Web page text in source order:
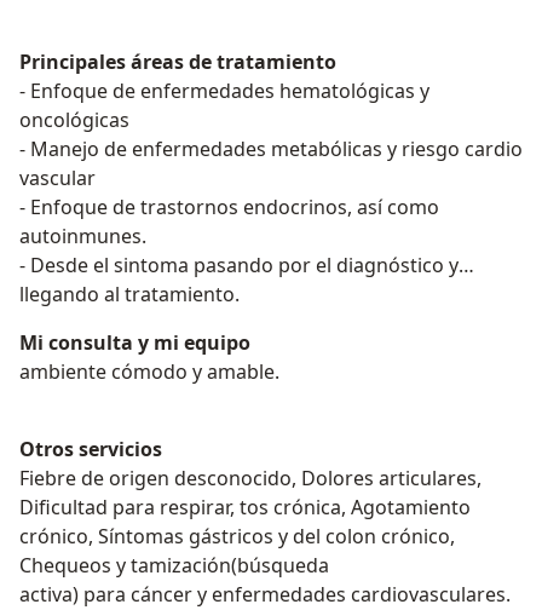
Principales áreas de tratamiento
- Enfoque de enfermedades hematológicas y
oncológicas
- Manejo de enfermedades metabólicas y riesgo cardio
vascular
- Enfoque de trastornos endocrinos, así como
autoinmunes.
- Desde el sintoma pasando por el diagnóstico y
llegando al tratamiento.
Mi consulta y mi equipo
ambiente cómodo y amable.
Otros servicios
Fiebre de origen desconocido, Dolores articulares,
Dificultad para respirar, tos crónica, Agotamiento
crónico, Síntomas gástricos y del colon crónico,
Chequeos y tamización(búsqueda
activa) para cáncer y enfermedades cardiovasculares.